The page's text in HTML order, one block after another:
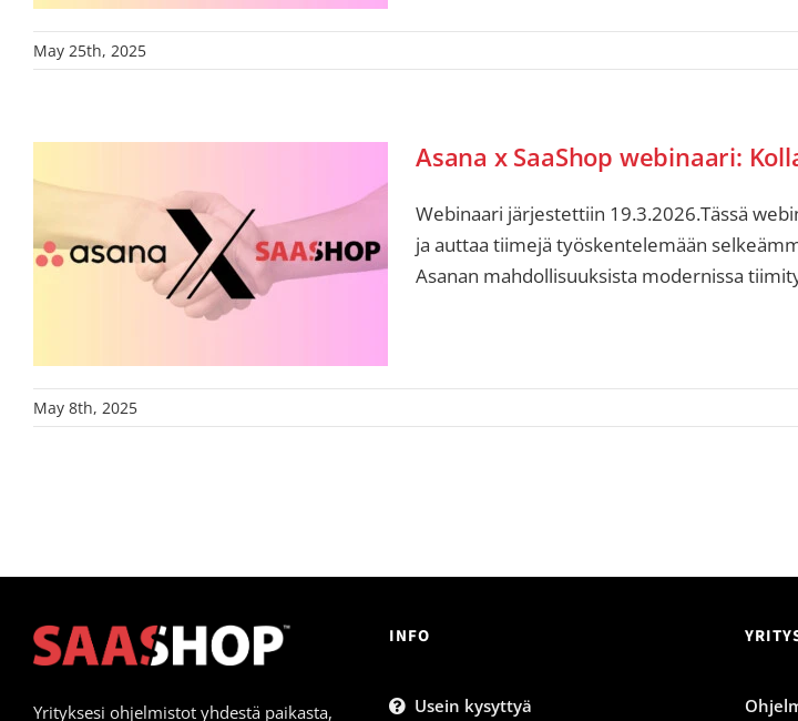
May 25th, 2025
Asana x SaaShop webinaari:
Webinaari järjestettiin 19.3.2026.Tässä
ja auttaa tiimejä työskentelemään
Asanan mahdollisuuksista modernissa
May 8th, 2025
Yrityksesi ohjelmistot yhdestä paikasta,
INFO
Usein kysyttyä